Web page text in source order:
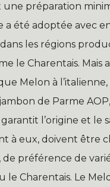
préparation
été adoptée avec
les régions
le Charentais. Mais
Melon à
de Parme
garantit l’origine et le
à eux, doivent être
préférence de
le Charentais. Le